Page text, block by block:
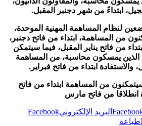
ابتداءً من شهر دجنبر المقبل.
لنظام المساهمة المهنية الموحدة،
من المساهمة، ابتداء من فاتح دجنبر،
من فاتح يناير المقبل، فيما سيتمكن
الذين يمسكون محاسبة، من المساهمة
والاستفادة ابتداء من فاتح فبراير.
من المساهمة ابتداء من فاتح
انطلاقا من فاتح مارس
البريد الإلكترونيFacebook
طباعة